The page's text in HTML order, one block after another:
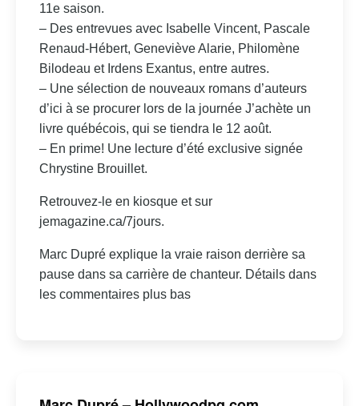
11e saison.
– Des entrevues avec Isabelle Vincent, Pascale
Renaud-Hébert, Geneviève Alarie, Philomène
Bilodeau et Irdens Exantus, entre autres.
– Une sélection de nouveaux romans d’auteurs
d’ici à se procurer lors de la journée J’achète un
livre québécois, qui se tiendra le 12 août.
– En prime! Une lecture d’été exclusive signée
Chrystine Brouillet.
Retrouvez-le en kiosque et sur
jemagazine.ca/7jours.
Marc Dupré explique la vraie raison derrière sa
pause dans sa carrière de chanteur. Détails dans
les commentaires plus bas